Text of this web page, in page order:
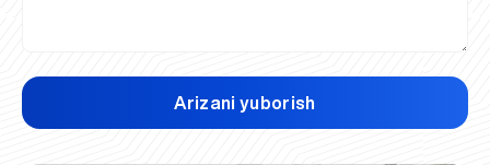
Arizani yuborish